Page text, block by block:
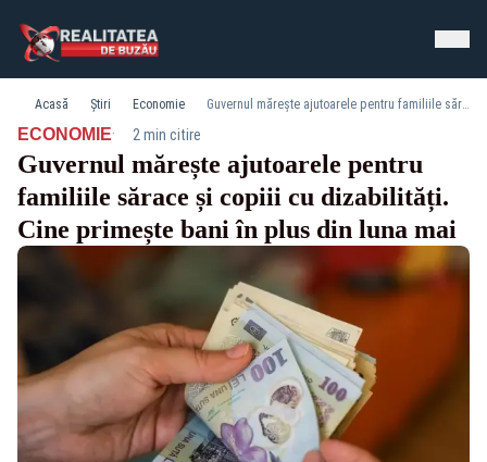
Acasă Știri Economie Guvernul mărește ajutoarele pentru familiile sărace și copiii cu dizabilități. Cine primește bani în plus din luna mai
ECONOMIE· 2 min citire
Guvernul mărește ajutoarele pentru
familiile sărace și copiii cu dizabilități.
Cine primește bani în plus din luna mai